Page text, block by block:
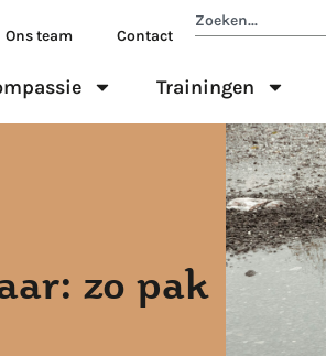
Ons team Contact
Trainingen
zo pak